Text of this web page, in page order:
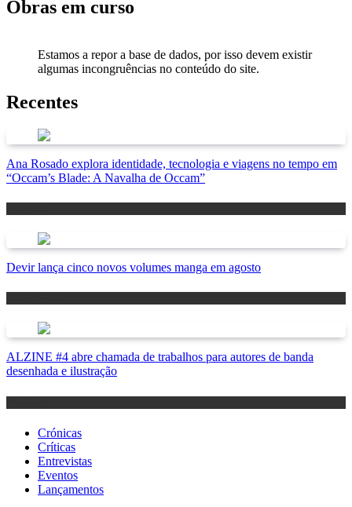
Obras em curso
Estamos a repor a base de dados, por isso devem existir
algumas incongruências no conteúdo do site.
Recentes
Ana Rosado explora identidade, tecnologia e viagens no tempo em
“Occam’s Blade: A Navalha de Occam”
Devir lança cinco novos volumes manga em agosto
ALZINE #4 abre chamada de trabalhos para autores de banda
desenhada e ilustração
Crónicas
Críticas
Entrevistas
Eventos
Lançamentos